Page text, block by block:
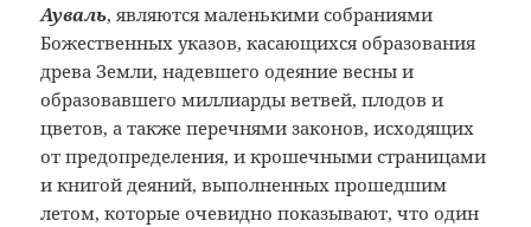
Ауваль, являются маленькими собраниями
Божественных указов, касающихся образования
древа Земли, надевшего одеяние весны и
образовавшего миллиарды ветвей, плодов и
цветов, а также перечнями законов, исходящих
от предопределения, и крошечными страницами
и книгой деяний, выполненных прошедшим
летом, которые очевидно показывают, что один